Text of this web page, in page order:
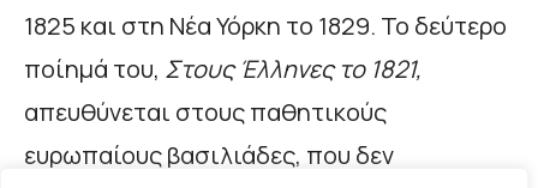
1825 και στη Νέα Υόρκη το 1829. Το δεύτερο
ποίημά του, Στους Έλληνες το 1821,
απευθύνεται στους παθητικούς
ευρωπαίους βασιλιάδες, που δεν